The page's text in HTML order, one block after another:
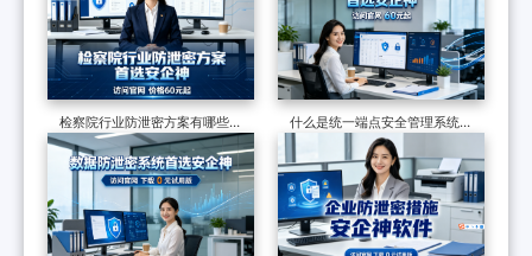
检察院行业防泄密方案有哪些？
制度和软件技术的构建，适合全
国检察院批量部署
什么是统一端点安全管理系统？
六个核心功能了解它的真面目